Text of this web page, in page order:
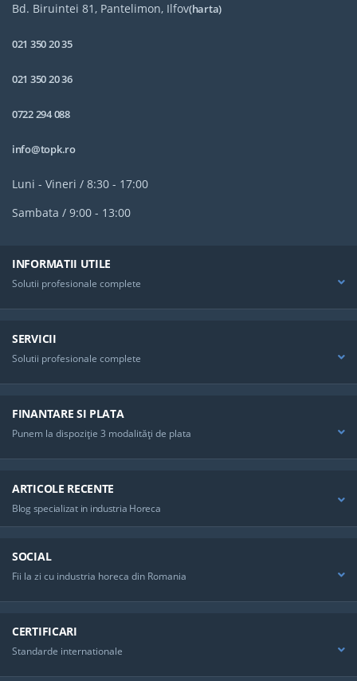
Bd. Biruintei 81, Pantelimon, Ilfov(harta)
021 350 20 35
021 350 20 36
0722 294 088
info@topk.ro
Luni - Vineri / 8:30 - 17:00
Sambata / 9:00 - 13:00
INFORMATII UTILE
Solutii profesionale complete
SERVICII
Solutii profesionale complete
FINANTARE SI PLATA
Punem la dispoziţie 3 modalităţi de plata
ARTICOLE RECENTE
Blog specializat in industria Horeca
SOCIAL
Fii la zi cu industria horeca din Romania
CERTIFICARI
Standarde internationale